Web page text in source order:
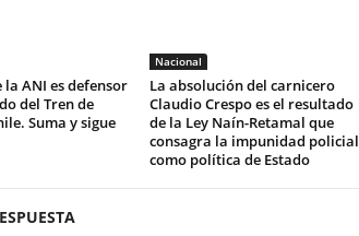
la ANI es defensor
del Tren de
Suma y sigue
Nacional
La absolución del carnicero
Claudio Crespo es el resultado
de la Ley Naín-Retamal que
consagra la impunidad policial
como política de Estado